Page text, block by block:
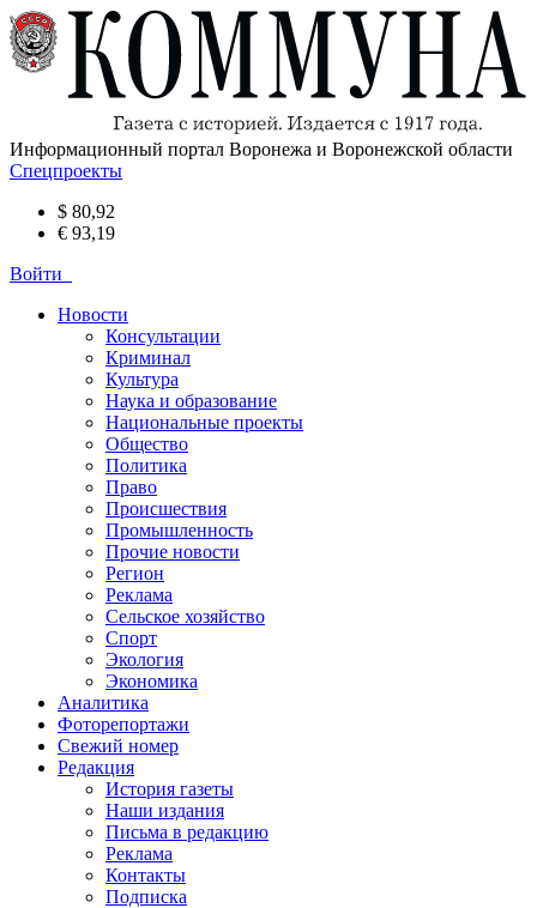
Информационный портал Воронежа и Воронежской области
Спецпроекты
$ 80,92
€ 93,19
Войти
Новости
Консультации
Криминал
Культура
Наука и образование
Национальные проекты
Общество
Политика
Право
Происшествия
Промышленность
Прочие новости
Регион
Реклама
Сельское хозяйство
Спорт
Экология
Экономика
Аналитика
Фоторепортажи
Свежий номер
Редакция
История газеты
Наши издания
Письма в редакцию
Реклама
Контакты
Подписка